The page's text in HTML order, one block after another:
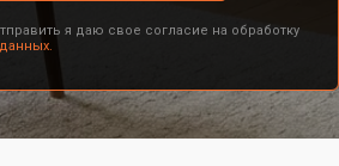
я даю свое согласие на обработку